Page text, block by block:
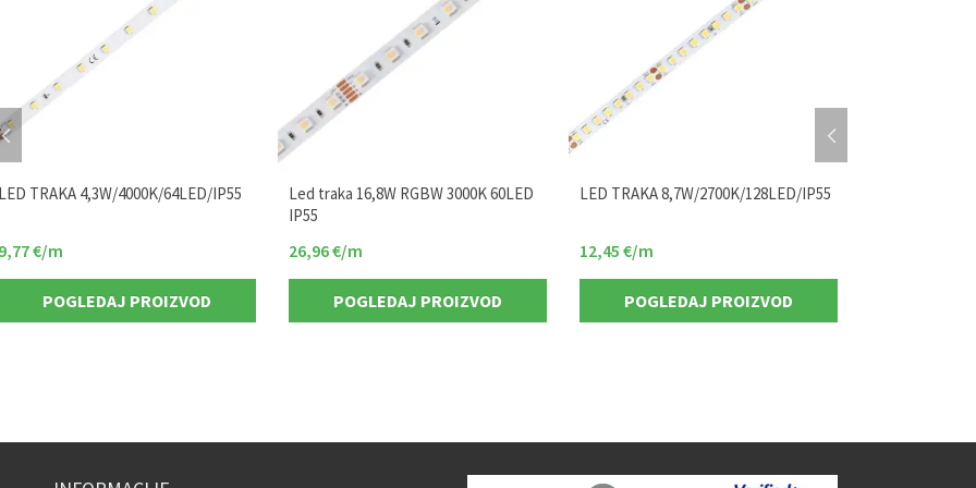
LED TRAKA 4,3W/4000K/64LED/IP55
9,77€/m
POGLEDAJ PROIZVOD
Led traka 16,8W RGBW 3000K 60LED
IP55
26,96€/m
POGLEDAJ PROIZVOD
LED TRAKA 8,7W/2700K/128LED/IP55
12,45 €/m
POGLEDAJ PROIZVOD